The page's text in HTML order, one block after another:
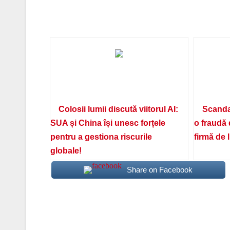
Colosii lumii discută viitorul AI:
SUA și China își unesc forțele
pentru a gestiona riscurile
globale!
o fraudă
firmă de
Share on Facebook